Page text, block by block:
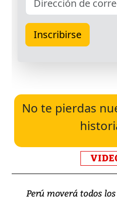
No te pierdas
Perú moverá todos